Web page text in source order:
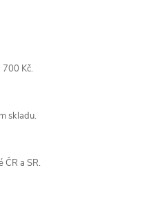
Kč.
skladu.
ČR a SR.